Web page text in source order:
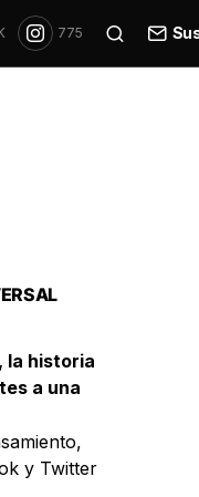
775
la historia
a una
y Twitter